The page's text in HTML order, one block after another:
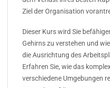
Ziel der Organisation
Dieser Kurs wird Sie
Gehirns zu verstehen und
die Ausrichtung des
Erfahren Sie, wie das
verschiedene Umgebungen